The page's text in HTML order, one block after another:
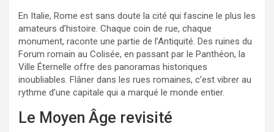
En Italie, Rome est sans doute la cité qui fascine le plus les
amateurs d’histoire. Chaque coin de rue, chaque
monument, raconte une partie de l’Antiquité. Des ruines du
Forum romain au Colisée, en passant par le Panthéon, la
Ville Éternelle offre des panoramas historiques
inoubliables. Flâner dans les rues romaines, c’est vibrer au
rythme d’une capitale qui a marqué le monde entier.
Le Moyen Âge revisité